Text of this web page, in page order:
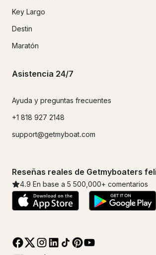
Key Largo
Destin
Maratón
Asistencia 24/7
Ayuda y preguntas frecuentes
+1 818 927 2148
support@getmyboat.com
Reseñas reales de Getmyboaters
4.9 En base a 5 500,000+ comentarios